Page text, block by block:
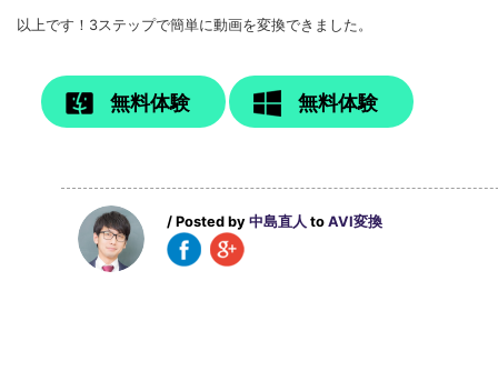
以上です！3ステップで簡単に動画を変換できました。
無料体験 無料体験
/ Posted by 中島直人 to AVI変換